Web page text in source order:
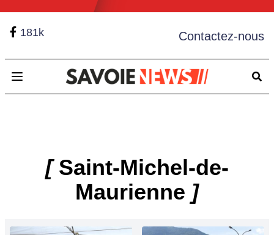
181k Contactez-nous
Open main menu
[Saint-Michel-de-
Maurienne ]